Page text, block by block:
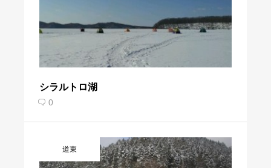
シラルトロ湖
 0
道東